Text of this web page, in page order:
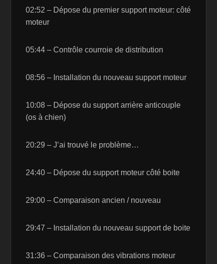
02:52 – Dépose du premier support moteur: côté
moteur
05:44 – Contrôle courroie de distribution
08:56 – Installation du nouveau support moteur
10:08 – Dépose du support arrière anticouple
(os à chien)
20:29 – J’ai trouvé le problème…
24:40 – Dépose du support moteur côté boite
29:00 – Comparaison ancien / nouveau
29:47 – Installation du nouveau support de boite
31:36 – Comparaison des vibrations moteur